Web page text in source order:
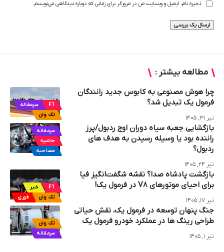
ذخیره نام، ایمیل و وبسایت من در مرورگر برای زمانی که دوباره دیدگاهی می‌نویسم.
مطالعه بیشتر :
F1
سرمقاله
تک وان
چرا هوش مصنوعی به کابوس جدید رانندگان
فرمول یک تبدیل شد؟
تیر ۳۱, ۱۴۰۵
سرمقاله
حاشیه
مصاحبه
بازگشایی جعبه سیاه دوران اوج ردبول/پرز
راننده بود یا وسیله رسیدن به هدف های
ردبول؟
تیر ۲۴, ۱۴۰۵
F1
خبر
تک وان
فوری
بازگشت پادشاه صدا؟ نقشه شگفت‌انگیز فیا
برای احیای موتورهای V۸ در فرمول یک!
تیر ۱۷, ۱۴۰۵
تک وان
سرمقاله
جنگ پنهان توسعه در فرمول یک، نقش حیاتی
طراحی رینگ‌ ها در عملکرد خودرو فرمول یک
تیر ۱, ۱۴۰۵